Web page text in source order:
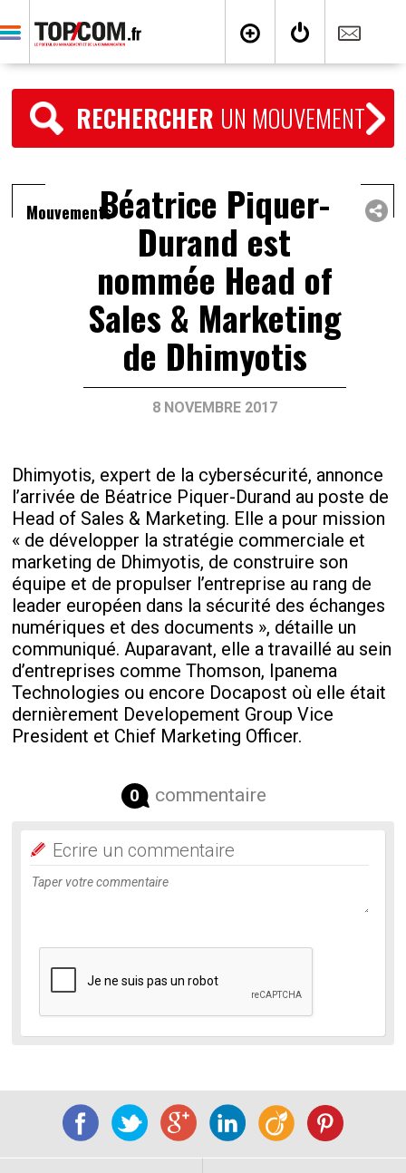
RECHERCHER UN MOUVEMENT
MouvementsBéatrice Piquer-
Durand est
nommée Head of
Sales & Marketing
de Dhimyotis
8 NOVEMBRE 2017
Dhimyotis, expert de la cybersécurité, annonce
l’arrivée de Béatrice Piquer-Durand au poste de
Head of Sales & Marketing. Elle a pour mission
« de développer la stratégie commerciale et
marketing de Dhimyotis, de construire son
équipe et de propulser l’entreprise au rang de
leader européen dans la sécurité des échanges
numériques et des documents », détaille un
communiqué. Auparavant, elle a travaillé au sein
d’entreprises comme Thomson, Ipanema
Technologies ou encore Docapost où elle était
dernièrement Developement Group Vice
President et Chief Marketing Officer.
0 commentaire
Ecrire un commentaire